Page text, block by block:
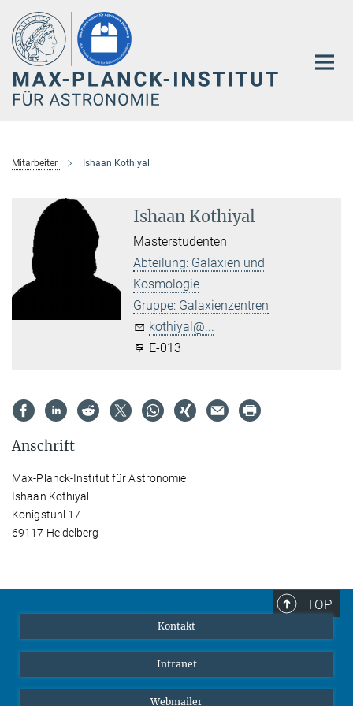
Hauptinhalt
Mitarbeiter Ishaan Kothiyal
Ishaan Kothiyal
Masterstudenten
Abteilung: Galaxien und
Kosmologie
Gruppe: Galaxienzentren
kothiyal@...
E-013
Anschrift
Max-Planck-Institut für Astronomie
Ishaan Kothiyal
Königstuhl 17
69117 Heidelberg
TOP
Kontakt
Intranet
Webmailer